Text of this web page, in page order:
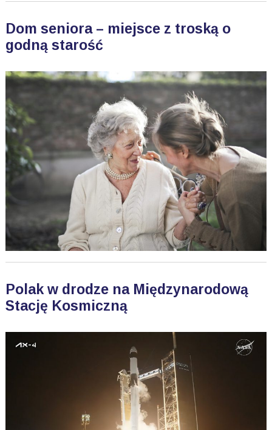
Dom seniora – miejsce z troską o
godną starość
Polak w drodze na Międzynarodową
Stację Kosmiczną